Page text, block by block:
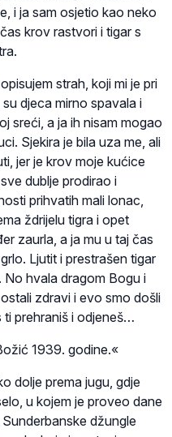
i ja sam osjetio kao neko
krov rastvori i tigar s
strah, koji mi je pri
djeca mirno spavala i
sreći, a ja ih nisam mogao
Sjekira je bila uza me, ali
jer je krov moje kućice
dublje prodirao i
prihvatih mali lonac,
ždrijelu tigra i opet
zaurla, a ja mu u taj čas
Ljutit i prestrašen tigar
No hvala dragom Bogu i
ostali zdravi i evo smo došli
ti prehraniš i odjeneš…
1939. godine.«
dolje prema jugu, gdje
u kojem je proveo dane
džungle